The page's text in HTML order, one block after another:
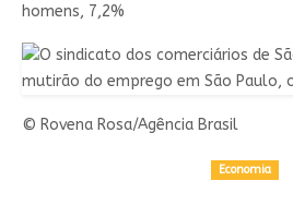
homens, 7,2%
© Rovena Rosa/Agência Brasil
Economia